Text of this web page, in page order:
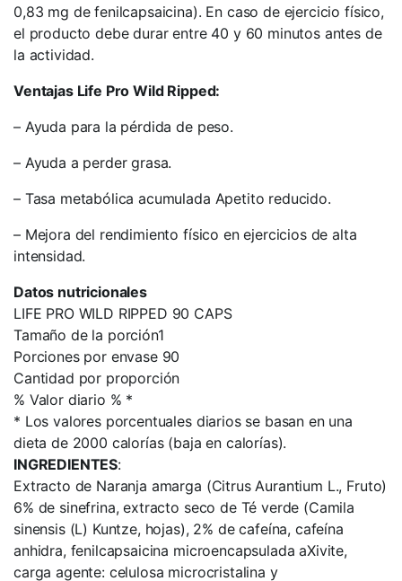
0,83 mg de fenilcapsaicina). En caso de ejercicio físico,
el producto debe durar entre 40 y 60 minutos antes de
la actividad.
Ventajas Life Pro Wild Ripped:
– Ayuda para la pérdida de peso.
– Ayuda a perder grasa.
– Tasa metabólica acumulada Apetito reducido.
– Mejora del rendimiento físico en ejercicios de alta
intensidad.
Datos nutricionales
LIFE PRO WILD RIPPED 90 CAPS
Tamaño de la porción1
Porciones por envase 90
Cantidad por proporción
% Valor diario % *
* Los valores porcentuales diarios se basan en una
dieta de 2000 calorías (baja en calorías).
INGREDIENTES:
Extracto de Naranja amarga (Citrus Aurantium L., Fruto)
6% de sinefrina, extracto seco de Té verde (Camila
sinensis (L) Kuntze, hojas), 2% de cafeína, cafeína
anhidra, fenilcapsaicina microencapsulada aXivite,
carga agente: celulosa microcristalina y